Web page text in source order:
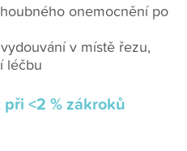
onemocnění po
v místě řezu,
léčbu
<2 % zákroků